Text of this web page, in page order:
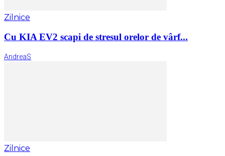
Zilnice
Cu KIA EV2 scapi de stresul orelor de vârf...
AndreaS
Zilnice